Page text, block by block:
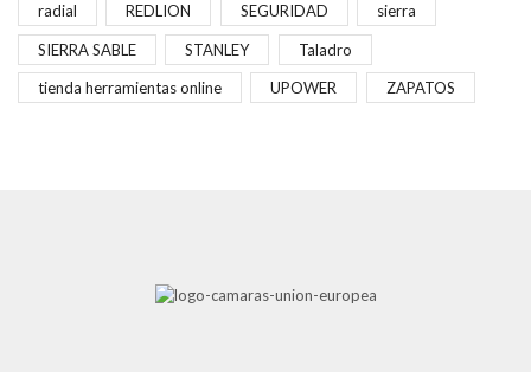
radial REDLION SEGURIDAD sierra
SIERRA SABLE STANLEY Taladro
tienda herramientas online UPOWER ZAPATOS